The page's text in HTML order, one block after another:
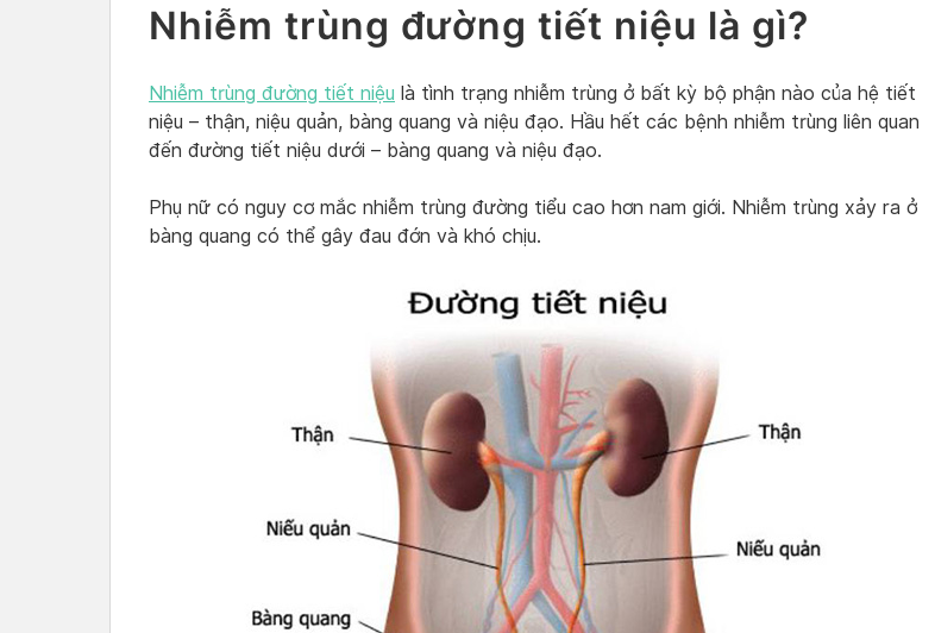
Nhiễm trùng đường tiết niệu là gì?
Nhiễm trùng đường tiết niệu là tình trạng nhiễm trùng ở bất kỳ bộ phận nào của hệ tiết
niệu – thận, niệu quản, bàng quang và niệu đạo. Hầu hết các bệnh nhiễm trùng liên quan
đến đường tiết niệu dưới – bàng quang và niệu đạo.
Phụ nữ có nguy cơ mắc nhiễm trùng đường tiểu cao hơn nam giới. Nhiễm trùng xảy ra ở
bàng quang có thể gây đau đớn và khó chịu.